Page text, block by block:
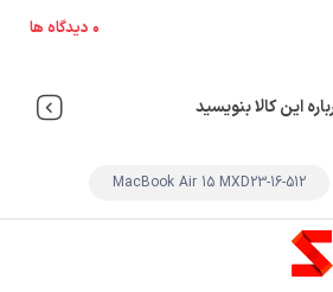
0 دیدگاه ها
این کالا بنویسید
MacBook Air 15 MXD23-16-512